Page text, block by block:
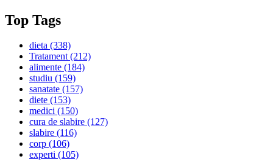
Top Tags
dieta (338)
Tratament(212)
alimente (184)
studiu (159)
sanatate (157)
diete (153)
medici (150)
cura de slabire (127)
slabire (116)
corp (106)
experti (105)